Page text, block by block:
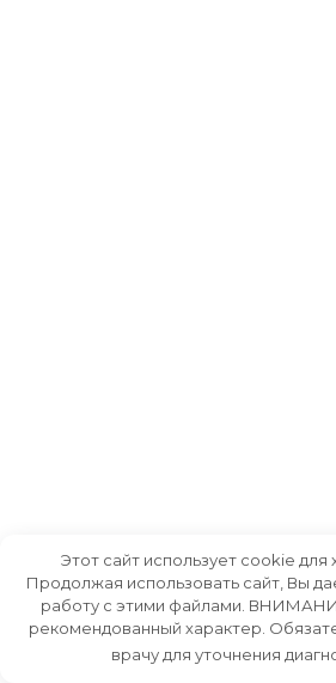
Этот сайт использует cookie для
Продолжая использовать сайт, Вы
работу с этими файлами.
рекомендованный характер.
врачу для уточнения